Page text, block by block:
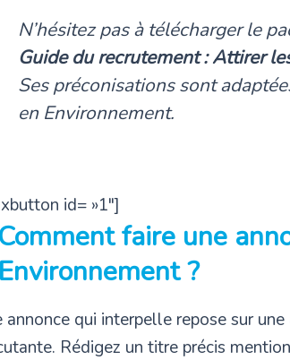
N’hésitez pas à télécharger le
Guide du recrutement : Attirer
Ses préconisations sont
en Environnement.
id= »1″]
Comment faire une
Environnement ?
annonce qui interpelle repose sur une
Rédigez un titre précis